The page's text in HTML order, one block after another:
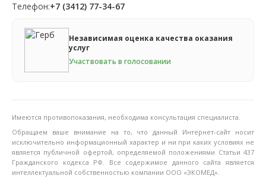
Телефон:+7 (3412) 77-34-67
Независимая оценка качества оказания
услуг
Участвовать в голосовании
Имеются противопоказания, необходима консультация специалиста.
Обращаем ваше внимание на то, что данный Интернет-сайт носит
исключительно информационный характер и ни при каких условиях не
является публичной офертой, определяемой положениями Статьи 437
Гражданского кодекса РФ. Все содержимое данного сайта является
интеллектуальной собственностью компании ООО «ЭКОМЕД».